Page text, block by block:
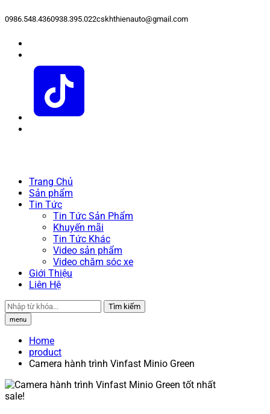
0986.548.4360938.395.022cskhthienauto@gmail.com
Trang Chủ
Sản phẩm
Tin Tức
Tin Tức Sản Phẩm
Khuyến mãi
Tin Tức Khác
Video sản phẩm
Video chăm sóc xe
Giới Thiệu
Liên Hệ
Tìm kiếm
menu
Home
product
Camera hành trình Vinfast Minio Green
sale!